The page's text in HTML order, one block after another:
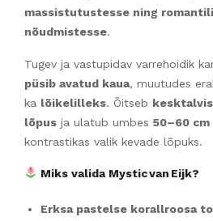
massistutustesse ning
nõudmistesse.
Tugev ja vastupidav varrehoidik
püsib avatud kaua, muutudes
ka lõikelilleks. Õitseb
lõpus ja ulatub umbes 50–60
kontrastikas valik kevade lõpuks.
Miks valida Mystic van Eijk?
Erksa pastelse korallroosa